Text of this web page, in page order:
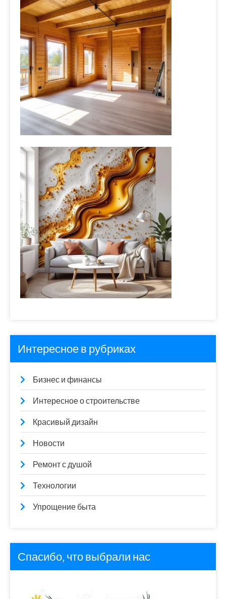
Интересное в рубриках
Бизнес и финансы
Интересное о строительстве
Красивый дизайн
Новости
Ремонт с душой
Технологии
Упрощение быта
Спасибо, что выбрали нас